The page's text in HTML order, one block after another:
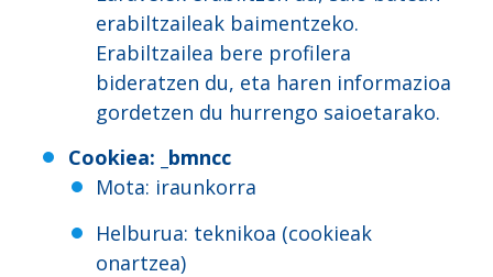
erabiltzaileak baimentzeko.
Erabiltzailea bere profilera
bideratzen du, eta haren informazioa
gordetzen du hurrengo saioetarako.
Cookiea: _bmncc
Mota: iraunkorra
Helburua: teknikoa (cookieak
onartzea)